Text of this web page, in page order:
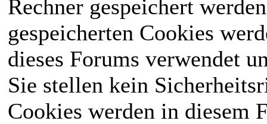
Rechner gespeichert
gespeicherten Cookies
dieses Forums verwendet
Sie stellen kein
Cookies werden in diesem